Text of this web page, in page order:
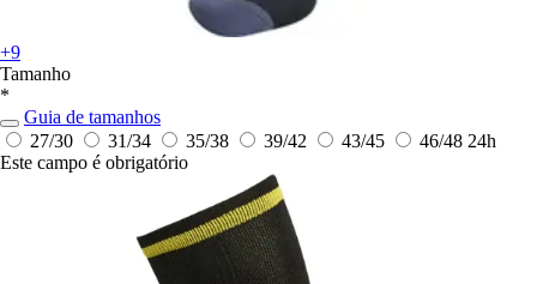
+9
Tamanho
*
Guia de tamanhos
27/30
31/34 35/38 39/42 43/45 46/48 24h
Este campo é obrigatório